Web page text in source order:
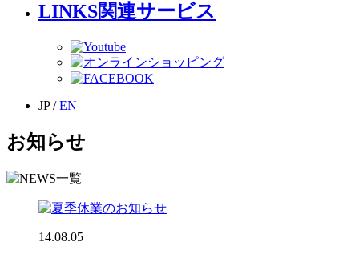
LINKS関連サービス
JP/EN
お知らせ
14.08.05